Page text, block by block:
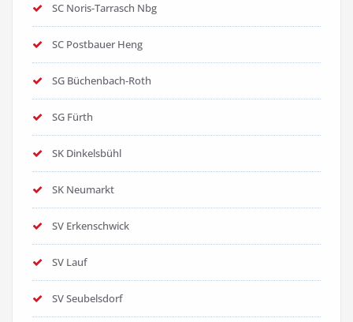
SC Noris-Tarrasch Nbg
SC Postbauer Heng
SG Büchenbach-Roth
SG Fürth
SK Dinkelsbühl
SK Neumarkt
SV Erkenschwick
SV Lauf
SV Seubelsdorf